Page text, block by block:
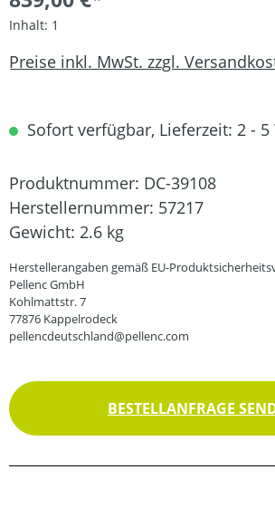
Inhalt: 1
Preise inkl. MwSt. zzgl.
Sofort verfügbar, Lieferzeit: 2 - 5
Produktnummer: DC-39108
Herstellernummer: 57217
Gewicht: 2.6 kg
Herstellerangaben gemäß EU-
Pellenc GmbH
Kohlmattstr. 7
77876 Kappelrodeck
pellencdeutschland@pellenc.com
BESTELLANFRAGE